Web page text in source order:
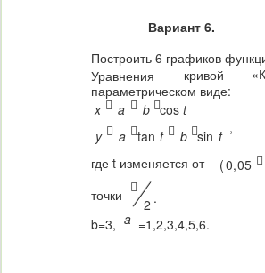
Вариант 6.
Построить 6 графиков
Уравнения
кривой
параметрическом виде:
t
b
t
a
y
t
b
a
x
sin
tan
cos







,
где t изменяется от
05
,
0
( 
точки
2

.
b=3, a =1,2,3,4,5,6.